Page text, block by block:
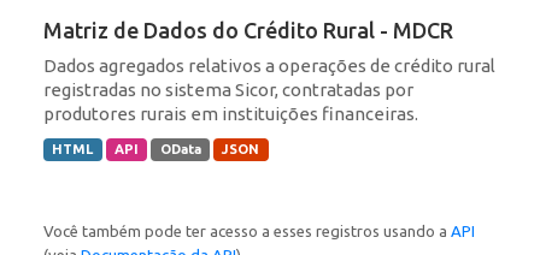
Matriz de Dados do Crédito Rural - MDCR
Dados agregados relativos a operações de crédito rural
registradas no sistema Sicor, contratadas por
produtores rurais em instituições financeiras.
HTML API OData JSON
Você também pode ter acesso a esses registros usando a API